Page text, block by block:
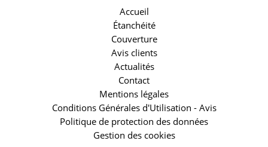
Accueil
Étanchéité
Couverture
Avis clients
Actualités
Contact
Mentions légales
Conditions Générales d'Utilisation - Avis
Politique de protection des données
Gestion des cookies